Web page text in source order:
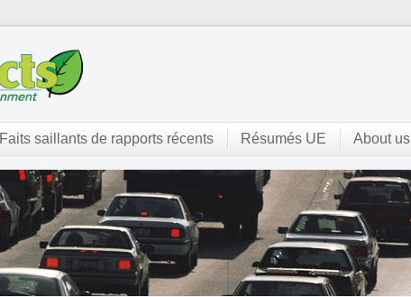
Faits saillants de rapports récents Résumés UE About us